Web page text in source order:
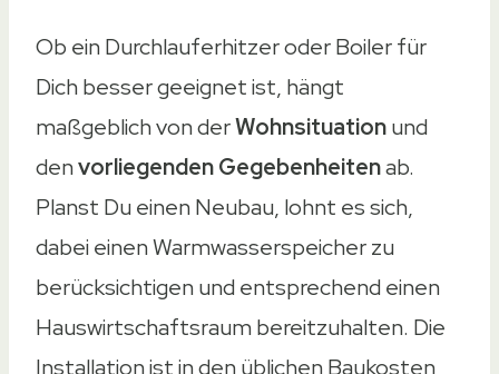
Ob ein Durchlauferhitzer oder Boiler für
Dich besser geeignet ist, hängt
maßgeblich von derWohnsituationund
denvorliegenden Gegebenheitenab.
Planst Du einen Neubau, lohnt es sich,
dabei einen Warmwasserspeicher zu
berücksichtigen und entsprechend einen
Hauswirtschaftsraum bereitzuhalten. Die
Installation ist in den üblichen Baukosten